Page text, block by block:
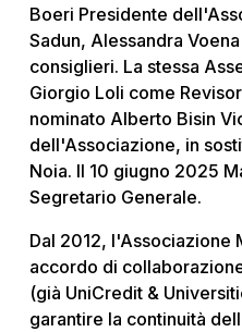
Boeri Presidente
Sadun, Alessandra
consiglieri. La stessa
Giorgio Loli come
nominato Alberto Bisin
dell'Associazione, in
Noia. Il 10 giugno 2025
Segretario Generale.
Dal 2012, l'Associazione
accordo di
(già UniCredit &
garantire la continuità